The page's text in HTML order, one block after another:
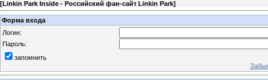
[Linkin Park Inside - Российский фан-сайт Linkin Park]
Форма входа
Логин:
Пароль:
запомнить